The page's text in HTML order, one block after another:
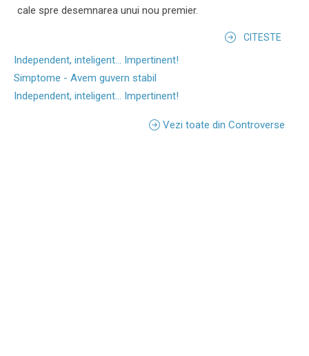
cale spre desemnarea unui nou premier.
CITESTE
Independent, inteligent... Impertinent!
Simptome - Avem guvern stabil
Independent, inteligent... Impertinent!
Vezi toate din Controverse